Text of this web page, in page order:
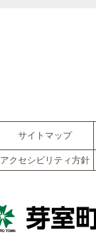
サイトマップ
アクセシビリティ方針